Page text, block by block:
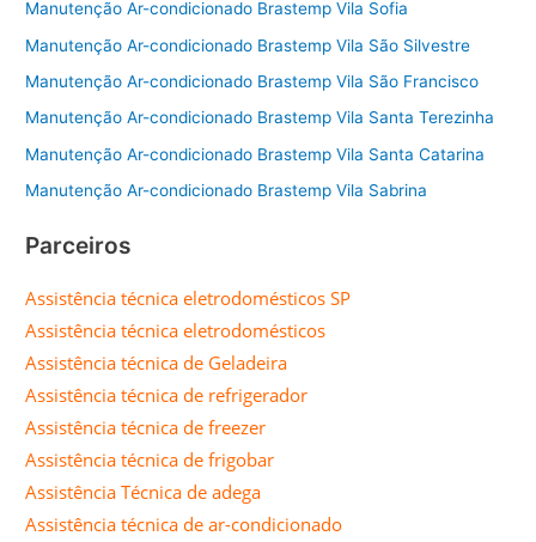
Manutenção Ar-condicionado Brastemp Vila Sofia
Manutenção Ar-condicionado Brastemp Vila São Silvestre
Manutenção Ar-condicionado Brastemp Vila São Francisco
Manutenção Ar-condicionado Brastemp Vila Santa Terezinha
Manutenção Ar-condicionado Brastemp Vila Santa Catarina
Manutenção Ar-condicionado Brastemp Vila Sabrina
Parceiros
Assistência técnica eletrodomésticos SP
Assistência técnica eletrodomésticos
Assistência técnica de Geladeira
Assistência técnica de refrigerador
Assistência técnica de freezer
Assistência técnica de frigobar
Assistência Técnica de adega
Assistência técnica de ar-condicionado